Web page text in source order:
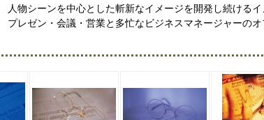
人物シーンを中心とした斬新なイメージを開発し続けるイ
プレゼン・会議・営業と多忙なビジネスマネージャーの